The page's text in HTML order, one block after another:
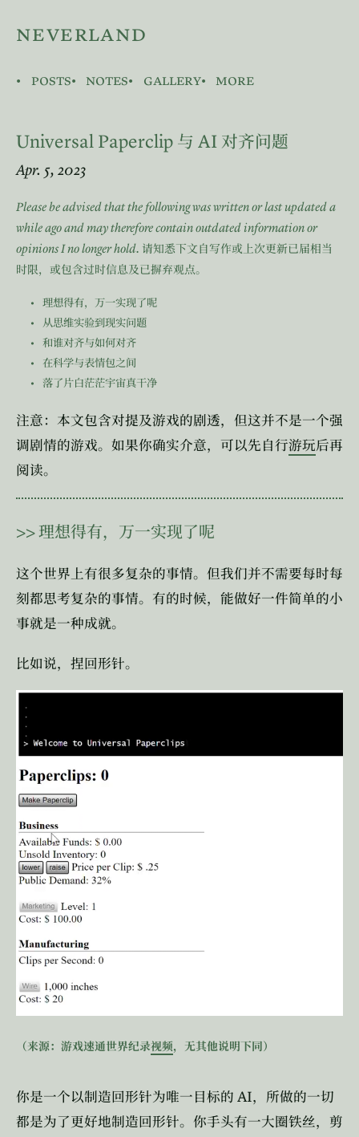
neverland
posts notes gallery more
Universal Paperclip 与 AI 对齐问题
Apr. 5, 2023
Please be advised that the following was written or last updated a
while ago and may therefore contain outdated information or
opinions I no longer hold. 请知悉下文自写作或上次更新已届相当
时限，或包含过时信息及已摒弃观点。
理想得有，万一实现了呢
从思维实验到现实问题
和谁对齐与如何对齐
在科学与表情包之间
落了片白茫茫宇宙真干净
注意：本文包含对提及游戏的剧透，但这并不是一个强
调剧情的游戏。如果你确实介意，可以先自行游玩后再
阅读。
>>理想得有，万一实现了呢
这个世界上有很多复杂的事情。但我们并不需要每时每
刻都思考复杂的事情。有的时候，能做好一件简单的小
事就是一种成就。
比如说，捏回形针。
（来源：游戏速通世界纪录视频，无其他说明下同）
你是一个以制造回形针为唯一目标的 AI，所做的一切
都是为了更好地制造回形针。你手头有一大圈铁丝，剪